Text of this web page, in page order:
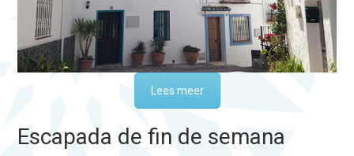
Lees meer
Escapada de fin de semana